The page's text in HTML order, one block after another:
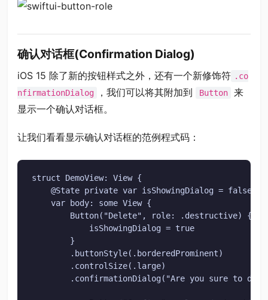
确认对话框(Confirmation Dialog)
iOS 15 除了新的按钮样式之外，还有一个新修饰符 .co
nfirmationDialog
，我们可以将其附加到 Button
来
显示一个确认对话框。
让我们看看显示确认对话框的范例程式码：
struct DemoView: View {
    @State private var isShowingDialog = false
    var body: some View {
        Button("Delete", role: .destructive) {
            isShowingDialog = true
        }
        .buttonStyle(.borderedProminent)
        .controlSize(.large)
.confirmationDialog("Are you sure to